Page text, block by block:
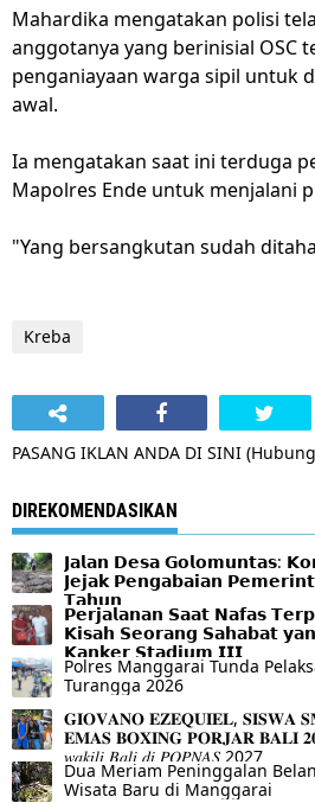
Mahardika mengatakan polisi
anggotanya yang berinisial OSC
penganiayaan warga sipil untuk
awal.
Ia mengatakan saat ini terduga
Mapolres Ende untuk menjalani
"Yang bersangkutan sudah
Kreba
PASANG IKLAN ANDA DI SINI
DIREKOMENDASIKAN
𝗝𝗮𝗹𝗮𝗻 𝗗𝗲𝘀𝗮 𝗚𝗼𝗹𝗼𝗺𝘂𝗻𝘁𝗮𝘀:
𝗝𝗲𝗷𝗮𝗸 𝗣𝗲𝗻𝗴𝗮𝗯𝗮𝗶𝗮𝗻
𝗧𝗮𝗵𝘂𝗻
𝗣𝗲𝗿𝗷𝗮𝗹𝗮𝗻𝗮𝗻 𝗦𝗮𝗮𝘁 𝗡𝗮𝗳𝗮𝘀
𝗞𝗶𝘀𝗮𝗵 𝗦𝗲𝗼𝗿𝗮𝗻𝗴 𝗦𝗮𝗵𝗮𝗯𝗮𝘁
𝗞𝗮𝗻𝗸𝗲𝗿 𝗦𝘁𝗮𝗱𝗶𝘂𝗺 𝗜𝗜𝗜
Polres Manggarai Tunda
Turangga 2026
𝐆𝐈𝐎𝐕𝐀𝐍𝐎 𝐄𝐙𝐄𝐐𝐔𝐈𝐄𝐋, 𝐒𝐈𝐒𝐖𝐀
𝐄𝐌𝐀𝐒 𝐁𝐎𝐗𝐈𝐍𝐆 𝐏𝐎𝐑𝐉𝐀𝐑 𝐁𝐀𝐋𝐈 𝟐𝟎𝟐𝟔
𝑤𝑎𝑘𝑖𝑙𝑖 𝐵𝑎𝑙𝑖 𝑑𝑖 𝑃𝑂𝑃𝑁𝐴𝑆 2027
Dua Meriam Peninggalan
Wisata Baru di Manggarai